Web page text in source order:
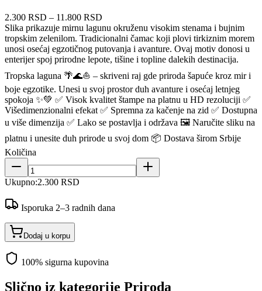
2.300 RSD – 11.800 RSD
Slika prikazuje mirnu lagunu okruženu visokim stenama i bujnim
tropskim zelenilom. Tradicionalni čamac koji plovi tirkiznim morem
unosi osećaj egzotičnog putovanja i avanture. Ovaj motiv donosi u
enterijer spoj prirodne lepote, tišine i topline dalekih destinacija.
Tropska laguna 🌴🌊⛵ – skriveni raj gde priroda šapuće kroz mir i
boje egzotike. Unesi u svoj prostor duh avanture i osećaj letnjeg
spokoja ✨💚 ✅ Visok kvalitet štampe na platnu u HD rezoluciji ✅
Višedimenzionalni efekat ✅ Spremna za kačenje na zid ✅ Dostupna
u više dimenzija ✅ Lako se postavlja i održava 🖼️ Naručite sliku na
platnu i unesite duh prirode u svoj dom 📦 Dostava širom Srbije
Količina
Ukupno:2.300 RSD
Isporuka 2–3 radnih dana
Dodaj u korpu
100% sigurna kupovina
Slično iz kategorije Priroda